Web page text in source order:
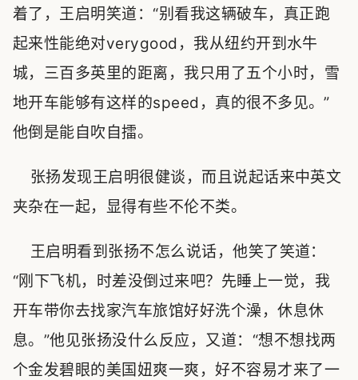
着了，王启明笑道：“别看我这辆破车，真正跑
起来性能绝对verygood，我从纽约开到水牛
城，三百多英里的距离，我只用了五个小时，雪
地开车能够有这样的speed，真的很不多见。”
他倒是能自吹自擂。
张扬发现王启明很健谈，而且说起话来中英文
夹杂在一起，显得有些不伦不类。
王启明看到张扬不怎么说话，他笑了笑道：
“刚下飞机，时差没倒过来吧？先睡上一觉，我
开车带你去找家汽车旅馆好好洗个澡，休息休
息。”他见张扬没什么反应，又道：“想不想找两
个金发碧眼的美国妞爽一爽，好不容易才来了一